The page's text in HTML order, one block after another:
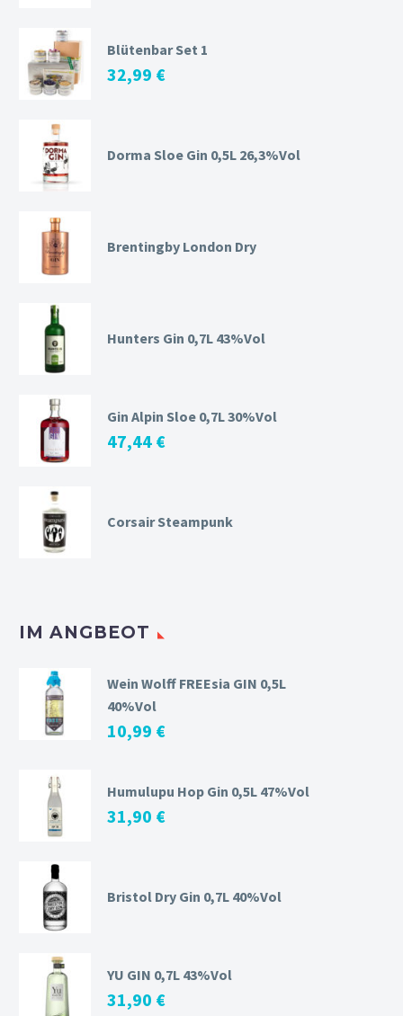
Blütenbar Set 1
32,99 €
Dorma Sloe Gin 0,5L 26,3%Vol
Brentingby London Dry
Hunters Gin 0,7L 43%Vol
Gin Alpin Sloe 0,7L 30%Vol
47,44 €
Corsair Steampunk
IM ANGBEOT
Wein Wolff FREEsia GIN 0,5L
40%Vol
10,99 €
Humulupu Hop Gin 0,5L 47%Vol
31,90 €
Bristol Dry Gin 0,7L 40%Vol
YU GIN 0,7L 43%Vol
31,90 €